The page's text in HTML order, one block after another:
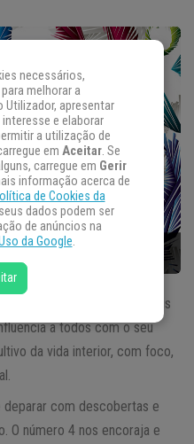
energia do número 4, pois
a todos com o seu
da vida interior, com foco,
deparar com descobertas e
O número 4 nos encoraja e
necessários,
melhorar a
Utilizador, apresentar
e elaborar
a utilização de
em Aceitar. Se
carregue em Gerir
informação acerca de
de Cookies da
dados podem ser
de anúncios na
da Google.